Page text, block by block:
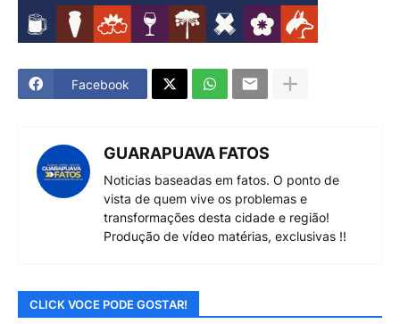
Facebook
GUARAPUAVA FATOS
Noticias baseadas em fatos. O ponto de
vista de quem vive os problemas e
transformações desta cidade e região!
Produção de vídeo matérias, exclusivas !!
CLICK VOCE PODE GOSTAR!